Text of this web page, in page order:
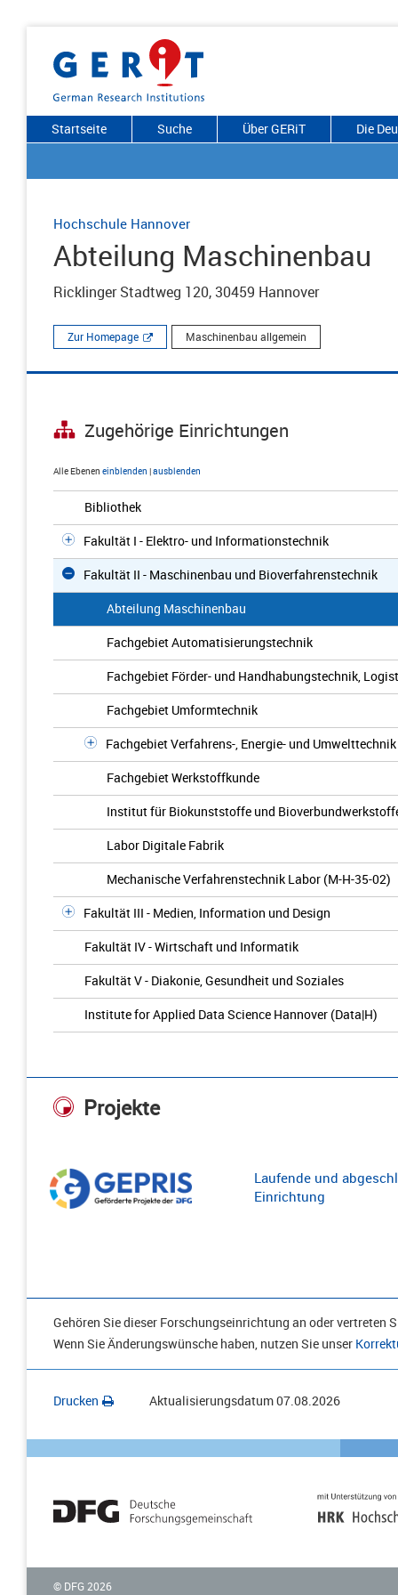
Startseite Suche Über GERiT Die
Hochschule Hannover
Abteilung Maschinenbau
Ricklinger Stadtweg 120, 30459 Hannover
Zur Homepage Maschinenbau allgemein
Zugehörige Einrichtungen
Alle Ebenen einblenden |ausblenden
Bibliothek
Fakultät I - Elektro- und Informationstechnik
Fakultät II - Maschinenbau und Bioverfahrenstechnik
Abteilung Maschinenbau
Fachgebiet Automatisierungstechnik
Fachgebiet Förder- und Handhabungstechnik,
Fachgebiet Umformtechnik
Fachgebiet Verfahrens-, Energie- und Umwelttechnik
Fachgebiet Werkstoffkunde
Institut für Biokunststoffe und
Labor Digitale Fabrik
Mechanische Verfahrenstechnik Labor (M-H-35-02)
Fakultät III - Medien, Information und Design
Fakultät IV - Wirtschaft und Informatik
Fakultät V - Diakonie, Gesundheit und Soziales
Institute for Applied Data Science Hannover (Data|H)
Projekte
Laufende und
Einrichtung
Gehören Sie dieser Forschungseinrichtung an oder vertreten
Wenn Sie Änderungswünsche haben, nutzen Sie unser
Drucken Aktualisierungsdatum07.08.2026
© DFG 2026